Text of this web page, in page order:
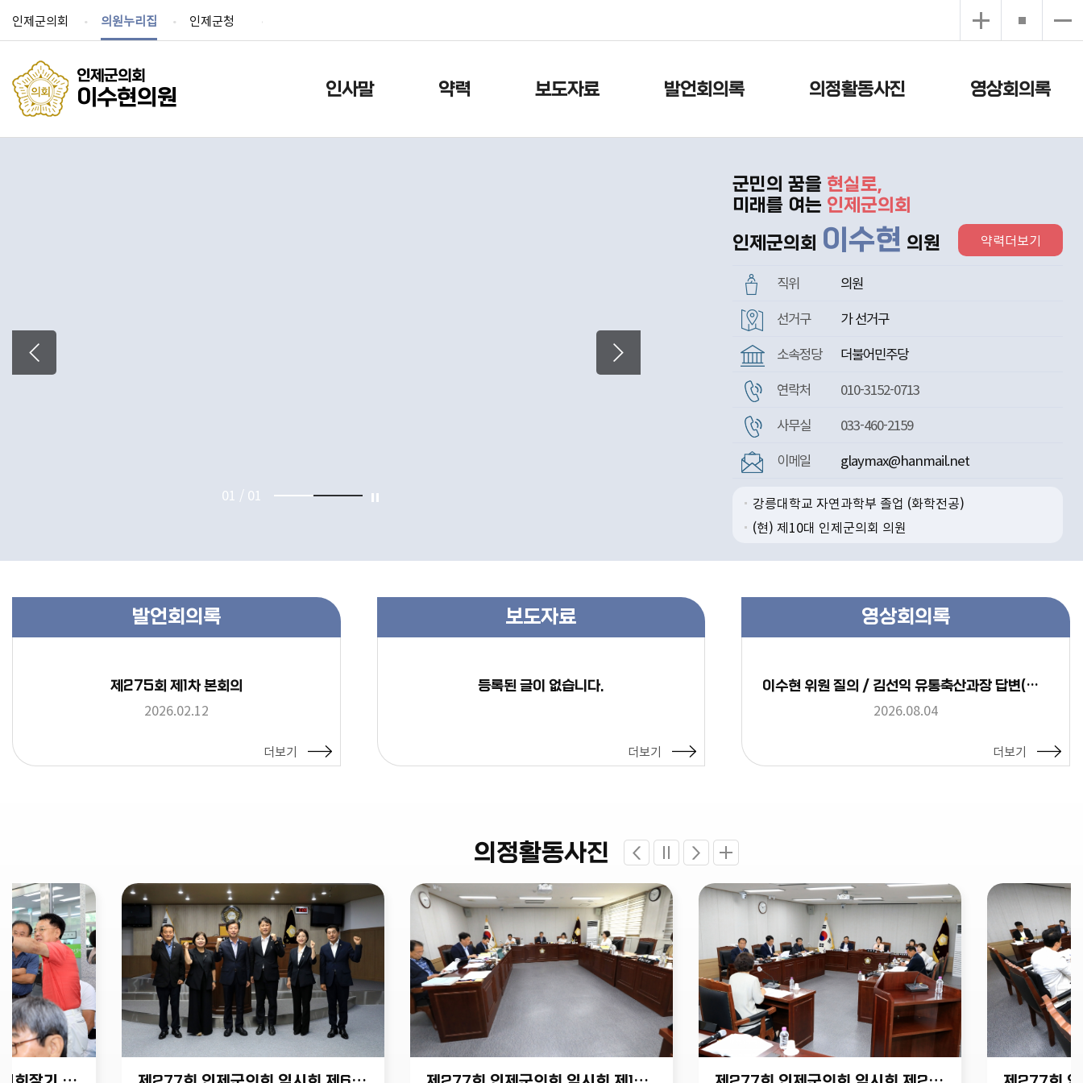
인제군의회
이수현의원
인제군의회 의원누리집 인제군청
인사말 약력 보도자료 발언회의록 의정활동사진 영상회의록
01 / 01
군민의 꿈을 현실로,
미래를 여는 인제군의회
인제군의회 이수현 의원 약력더보기
직위
의원
선거구
가 선거구
소속정당
더불어민주당
연락처
010-3152-0713
사무실
033-460-2159
이메일
glaymax@hanmail.net
강릉대학교 자연과학부 졸업 (화학전공)
(현) 제10대 인제군의회 의원
(전) 즐거운어린이회장
발언회의록
제275회 제1차 본회의
2026.02.12
더보기
보도자료
등록된 글이 없습니다.
더보기
영상회의록
이수현 위원 질의 / 김선익 유통축산과장 답변(277회 [임시회] 제2차 예산결산특별위원회)
2026.08.04
더보기
의정활동사진